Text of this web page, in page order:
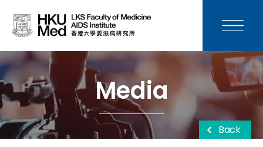
Media
Back
News
Media
Donation
Careers